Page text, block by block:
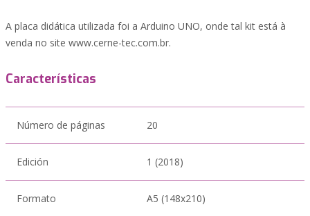
A placa didática utilizada foi a Arduino UNO, onde tal kit está à
venda no site www.cerne-tec.com.br.
Características
Número de páginas 20
Edición 1 (2018)
Formato A5 (148x210)